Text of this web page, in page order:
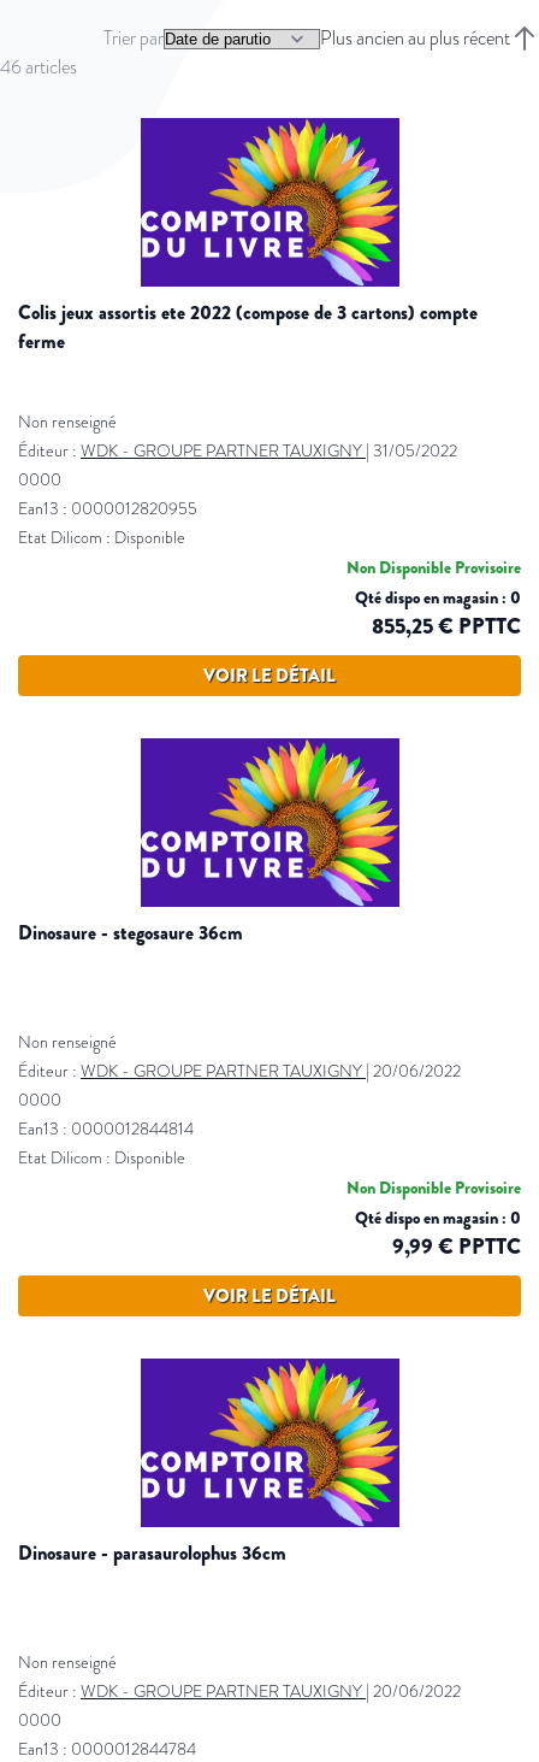
46articles
Trier par
Plus ancien au plus récent
colis jeux assortis ete 2022 (compose de 3 cartons) compte
ferme
Non renseigné
Éditeur : WDK - GROUPE PARTNER TAUXIGNY | 31/05/2022
0000
Ean13 : 0000012820955
Etat Dilicom : Disponible
Non Disponible Provisoire
Qté dispo en magasin : 0
855,25 € PPTTC
VOIR LE DÉTAIL
dinosaure - stegosaure 36cm
Non renseigné
Éditeur : WDK - GROUPE PARTNER TAUXIGNY | 20/06/2022
0000
Ean13 : 0000012844814
Etat Dilicom : Disponible
Non Disponible Provisoire
Qté dispo en magasin : 0
9,99 € PPTTC
VOIR LE DÉTAIL
dinosaure - parasaurolophus 36cm
Non renseigné
Éditeur : WDK - GROUPE PARTNER TAUXIGNY | 20/06/2022
0000
Ean13 : 0000012844784